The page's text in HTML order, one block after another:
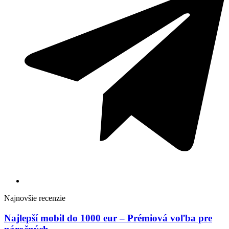
Najnovšie recenzie
Najlepší mobil do 1000 eur – Prémiová voľba pre